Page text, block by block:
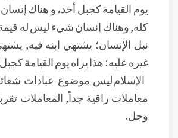
يوم القيامة كجبل أحد، و هناك
كله, وهناك إنسان شيء ليس له
نبل الإنسان؛ يشتهي ابنه فيه,
غيره عليه؛ هذا يراه يوم القيامة
الإسلام ليس موضوع عبادات
معاملات راقية جداً, المعاملات
وجل.